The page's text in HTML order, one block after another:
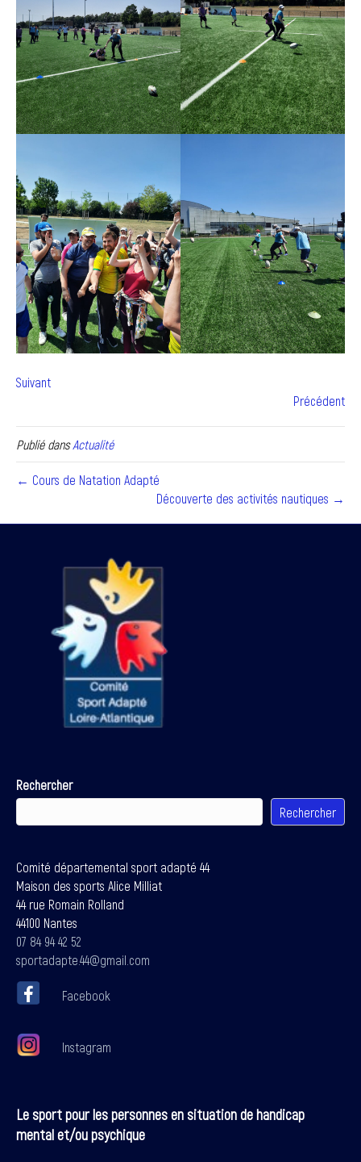
Suivant
Précédent
Publié dansActualité
← Cours de Natation Adapté
Découverte des activités nautiques →
Rechercher
Rechercher
Comité départemental sport adapté 44
Maison des sports Alice Milliat
44 rue Romain Rolland
44100 Nantes
07 84 94 42 52
sportadapte.44@gmail.com
Facebook
Instagram
Le sport pour les personnes en situation de handicap
mental et/ou psychique